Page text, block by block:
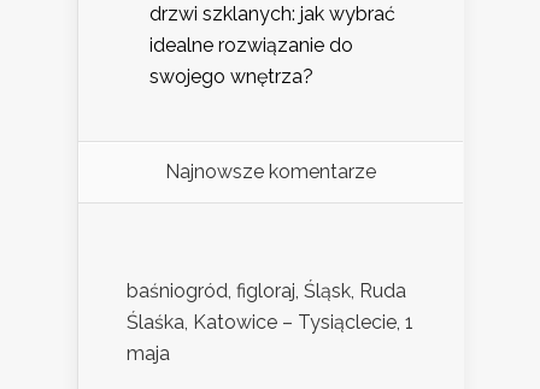
drzwi szklanych: jak wybrać
idealne rozwiązanie do
swojego wnętrza?
Najnowsze komentarze
baśniogród, figloraj, Śląsk, Ruda
Ślaśka, Katowice – Tysiąclecie, 1
maja